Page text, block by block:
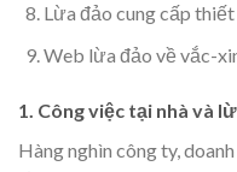
Lừa đảo cung cấp
Web lừa đảo về vắc-
1. Công việc tại nhà và
Hàng nghìn công ty,